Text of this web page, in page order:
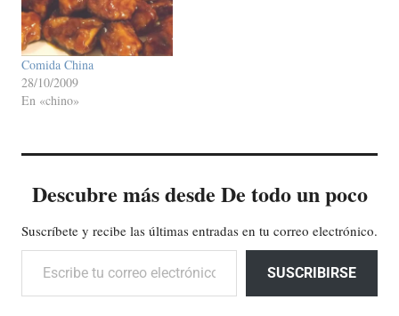
Comida China
28/10/2009
En «chino»
Descubre más desde De todo un poco
Suscríbete y recibe las últimas entradas en tu correo electrónico.
Escribe tu correo electrónico…
SUSCRIBIRSE